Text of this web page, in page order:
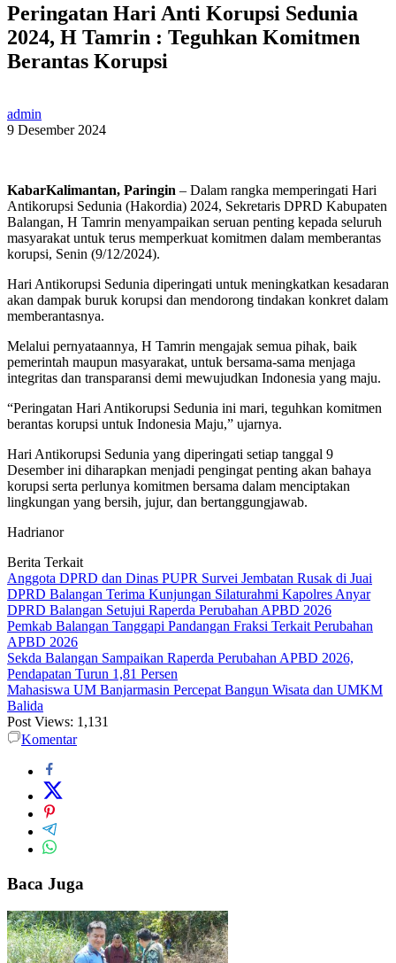
Peringatan Hari Anti Korupsi Sedunia
2024, H Tamrin : Teguhkan Komitmen
Berantas Korupsi
admin
9 Desember 2024
KabarKalimantan, Paringin – Dalam rangka memperingati Hari
Antikorupsi Sedunia (Hakordia) 2024, Sekretaris DPRD Kabupaten
Balangan, H Tamrin menyampaikan seruan penting kepada seluruh
masyarakat untuk terus memperkuat komitmen dalam memberantas
korupsi, Senin (9/12/2024).
Hari Antikorupsi Sedunia diperingati untuk meningkatkan kesadaran
akan dampak buruk korupsi dan mendorong tindakan konkret dalam
memberantasnya.
Melalui pernyataannya, H Tamrin mengajak semua pihak, baik
pemerintah maupun masyarakat, untuk bersama-sama menjaga
integritas dan transparansi demi mewujudkan Indonesia yang maju.
“Peringatan Hari Antikorupsi Sedunia ini mari, teguhkan komitmen
berantas korupsi untuk Indonesia Maju,” ujarnya.
Hari Antikorupsi Sedunia yang diperingati setiap tanggal 9
Desember ini diharapkan menjadi pengingat penting akan bahaya
korupsi serta perlunya komitmen bersama dalam menciptakan
lingkungan yang bersih, jujur, dan bertanggungjawab.
Hadrianor
Berita Terkait
Anggota DPRD dan Dinas PUPR Survei Jembatan Rusak di Juai
DPRD Balangan Terima Kunjungan Silaturahmi Kapolres Anyar
DPRD Balangan Setujui Raperda Perubahan APBD 2026
Pemkab Balangan Tanggapi Pandangan Fraksi Terkait Perubahan
APBD 2026
Sekda Balangan Sampaikan Raperda Perubahan APBD 2026,
Pendapatan Turun 1,81 Persen
Mahasiswa UM Banjarmasin Percepat Bangun Wisata dan UMKM
Balida
Post Views: 1,131
Komentar
Baca Juga